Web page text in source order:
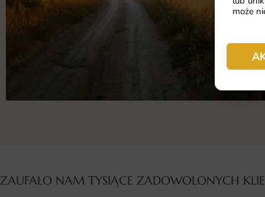
może
ZAUFAŁO NAM TYSIĄCE ZADOWOLONYCH